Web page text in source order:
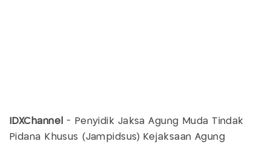
IDXChannel
- Penyidik Jaksa Agung Muda Tindak
Pidana Khusus (Jampidsus) Kejaksaan Agung